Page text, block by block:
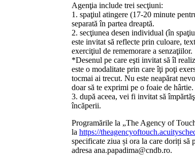
Agenţia include trei secţiuni:
1. spaţiul atingere (17-20 minute
separată în partea dreaptă.
2. secţiunea desen individual (în
este invitat să reflecte prin culoare,
exerciţiul de rememorare a senzaţiilor.
*Desenul pe care eşti invitat să îl
este o modalitate prin care îţi poţi
tocmai ai trecut. Nu este neapărat
doar să te exprimi pe o foaie de
3. după aceea, vei fi invitat să
încăperii.
Programările la „The Agency of
la https://
specificate ziua și ora la care doriți
adresa ana.papadima@cndb.ro.